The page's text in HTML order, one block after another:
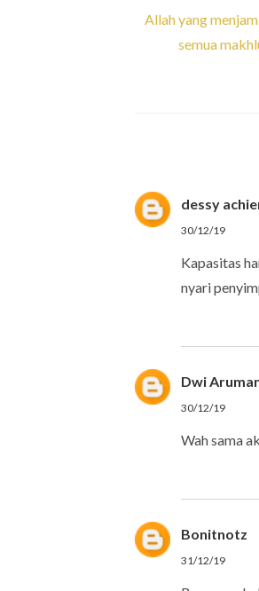
Allah yang
semua
dessy
30/12/19
Kapasitas
nyari
Dwi
30/12/19
Wah sama
Bonitnotz
31/12/19